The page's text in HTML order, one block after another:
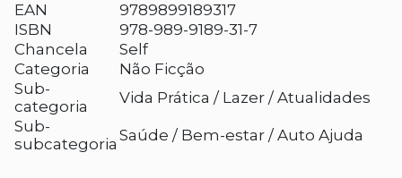
EAN
9789899189317
ISBN
978-989-9189-31-7
Chancela
Self
Categoria
Não Ficção
Sub-
categoria
Vida Prática / Lazer / Atualidades
Sub-
subcategoria Saúde / Bem-estar / Auto Ajuda